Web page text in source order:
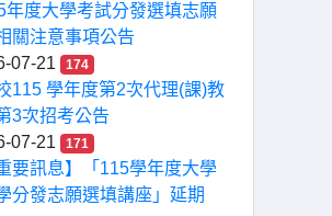
年度大學考試分發選填志願
關注意事項公告
07-21
174
115 學年度第2次代理(課)教
3次招考公告
07-21
171
重要訊息】「115學年度大學
分發志願選填講座」延期